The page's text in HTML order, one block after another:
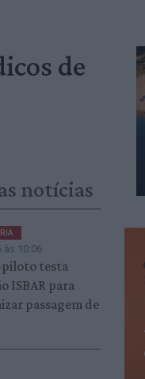
de
notícias
às 10:06
testa
ISBAR para
passagem de